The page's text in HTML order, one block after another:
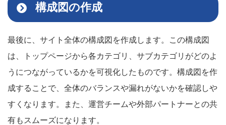
構成図の作成
最後に、サイト全体の構成図を作成します。この構成図
は、トップページから各カテゴリ、サブカテゴリがどのよ
うにつながっているかを可視化したものです。構成図を作
成することで、全体のバランスや漏れがないかを確認しや
すくなります。また、運営チームや外部パートナーとの共
有もスムーズになります。